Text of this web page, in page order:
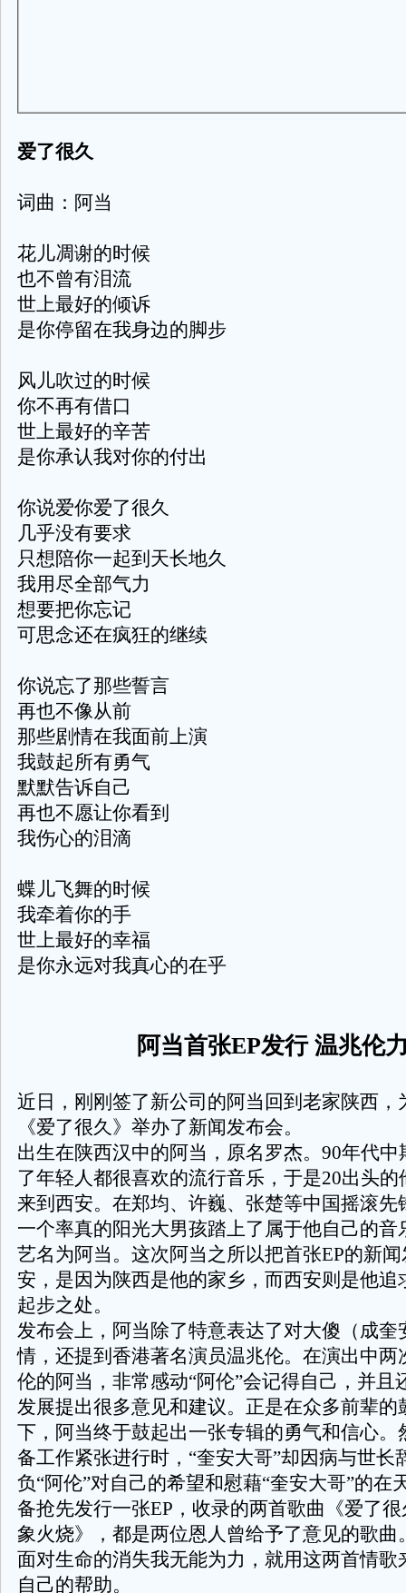
爱了很久
词曲：阿当
花儿凋谢的时候
也不曾有泪流
世上最好的倾诉
是你停留在我身边的脚步
风儿吹过的时候
你不再有借口
世上最好的辛苦
是你承认我对你的付出
你说爱你爱了很久
几乎没有要求
只想陪你一起到天长地久
我用尽全部气力
想要把你忘记
可思念还在疯狂的继续
你说忘了那些誓言
再也不像从前
那些剧情在我面前上演
我鼓起所有勇气
默默告诉自己
再也不愿让你看到
我伤心的泪滴
蝶儿飞舞的时候
我牵着你的手
世上最好的幸福
是你永远对我真心的在乎
阿当首张EP发行 温兆伦
近日，刚刚签了新公司的阿当回到老家陕西，
《爱了很久》举办了新闻发布会。
出生在陕西汉中的阿当，原名罗杰。 90年代中
了年轻人都很喜欢的流行音乐，于是20出头的
来到西安。在郑均、许巍、张楚等中国摇滚先
一个率真的阳光大男孩踏上了属于他自己的音
艺名为阿当。这次阿当之所以把首张EP的新
安，是因为陕西是他的家乡，而西安则是他追
起步之处。
发布会上，阿当除了特意表达了对大傻（成奎
情，还提到香港著名演员温兆伦。在演出中两
伦的阿当，非常感动“阿伦”会记得自己，并且
发展提出很多意见和建议。正是在众多前辈的
下，阿当终于鼓起出一张专辑的勇气和信心。
备工作紧张进行时，“奎安大哥”却因病与世长
负“阿伦”对自己的希望和慰藉“奎安大哥”的在
备抢先发行一张EP ，收录的两首歌曲《爱了
象火烧》，都是两位恩人曾给予了意见的歌曲
面对生命的消失我无能为力，就用这两首情歌
自己的帮助。